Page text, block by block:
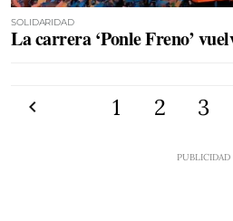
SOLIDARIDAD
La carrera ‘Ponle Freno’
1 2 3